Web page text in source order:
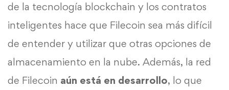
de la tecnología blockchain y los contratos
inteligentes hace que Filecoin sea más difícil
de entender y utilizar que otras opciones de
almacenamiento en la nube. Además, la red
de Filecoin aún está en desarrollo, lo que